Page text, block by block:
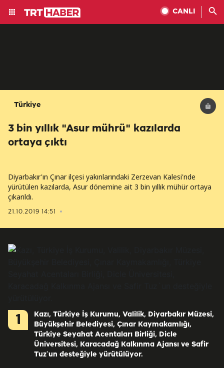
CANLI
Türkiye
3 bin yıllık "Asur mührü" kazılarda
ortaya çıktı
21.10.2019 14:51
Diyarbakır'ın Çınar ilçesi yakınlarındaki Zerzevan Kalesi'nde
yürütülen kazılarda, Asur dönemine ait 3 bin yıllık mühür ortaya
çıkarıldı.
1
Kazı, Türkiye İş Kurumu, Valilik, Diyarbakır Müzesi,
Büyükşehir Belediyesi, Çınar Kaymakamlığı,
Türkiye Seyahat Acentaları Birliği, Dicle
Üniversitesi, Karacadağ Kalkınma Ajansı ve Safir
Tuz`un desteğiyle yürütülüyor.